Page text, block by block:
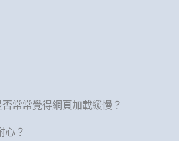
常常覺得網頁加載緩慢？
心？